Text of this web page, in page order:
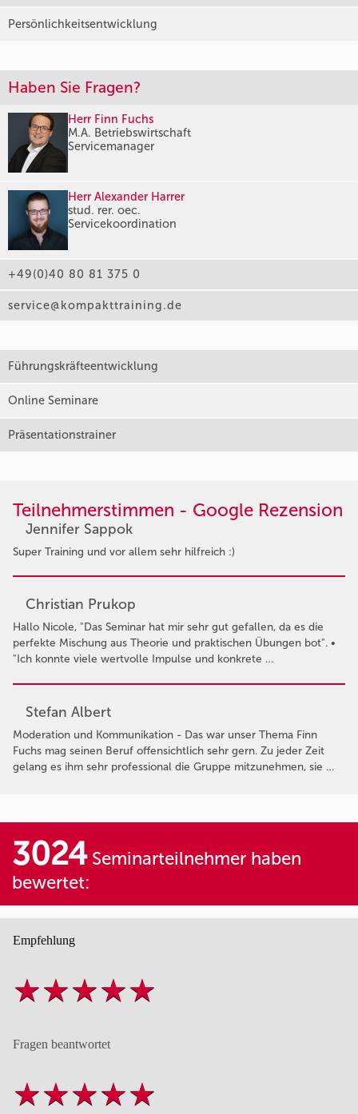
Persönlichkeitsentwicklung
Haben Sie Fragen?
Herr Finn Fuchs
M.A. Betriebswirtschaft
Servicemanager
Herr Alexander Harrer
stud. rer. oec.
Servicekoordination
+49(0)40 80 81 375 0
service@kompakttraining.de
Führungskräfteentwicklung
Online Seminare
Präsentationstrainer
Teilnehmerstimmen - Google Rezension
Jennifer Sappok
Super Training und vor allem sehr hilfreich :)
Christian Prukop
Hallo Nicole, "Das Seminar hat mir sehr gut gefallen, da es die
perfekte Mischung aus Theorie und praktischen Übungen bot". •
"Ich konnte viele wertvolle Impulse und konkrete …
Stefan Albert
Moderation und Kommunikation - Das war unser Thema Finn
Fuchs mag seinen Beruf offensichtlich sehr gern. Zu jeder Zeit
gelang es ihm sehr professional die Gruppe mitzunehmen, sie …
3024Seminarteilnehmer haben
bewertet:
Empfehlung
Fragen beantwortet